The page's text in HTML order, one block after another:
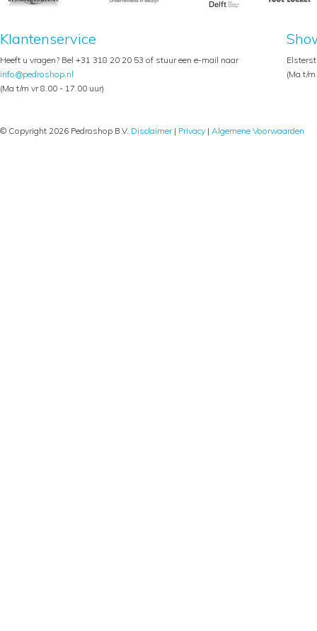
Klantenservice
Heeft u vragen? Bel +31 318 20 20 53 of stuur een e-mail naar
info@pedroshop.nl
(Ma t/m vr 8.00 - 17.00 uur)
(Ma t/
© Copyright 2026 Pedroshop B.V. Disclaimer| Privacy | Algemene Voorwaarden